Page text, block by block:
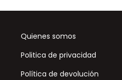
Quienes somos
Politica de privacidad
Política de devolución